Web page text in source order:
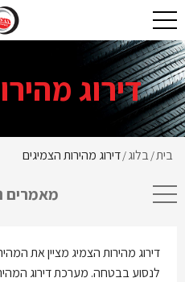
דירוג
בית/בלוג/דירוג מהירות הצמיגים
מאמרים
דירוג מהירות הצמיג מציין את
לנסוע בבטחה. מערכת דירוג